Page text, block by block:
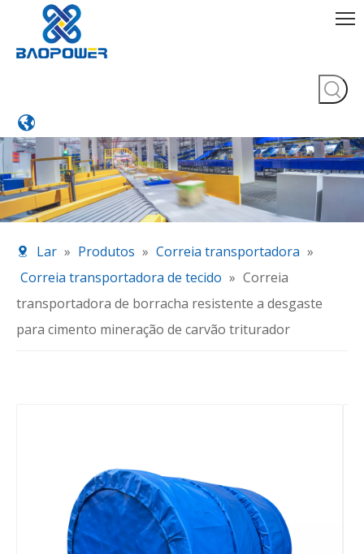
Lar » Produtos » Correia transportadora »
Correia transportadora de tecido » Correia
transportadora de borracha resistente a desgaste
para cimento mineração de carvão triturador